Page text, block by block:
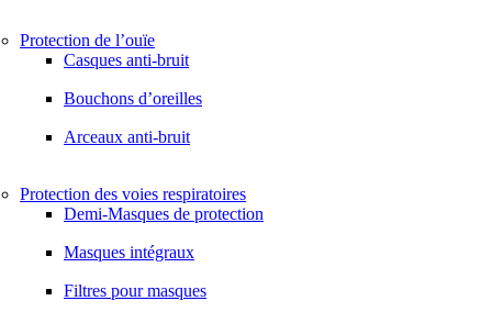
Protection de l’ouïe
Casques anti-bruit
Bouchons d’oreilles
Arceaux anti-bruit
Protection des voies respiratoires
Demi-Masques de protection
Masques intégraux
Filtres pour masques